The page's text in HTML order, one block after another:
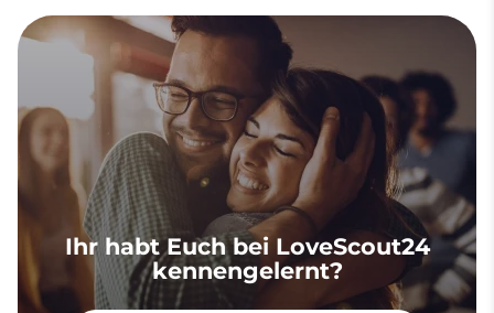
Ihr habt Euch bei LoveScout24
kennengelernt?